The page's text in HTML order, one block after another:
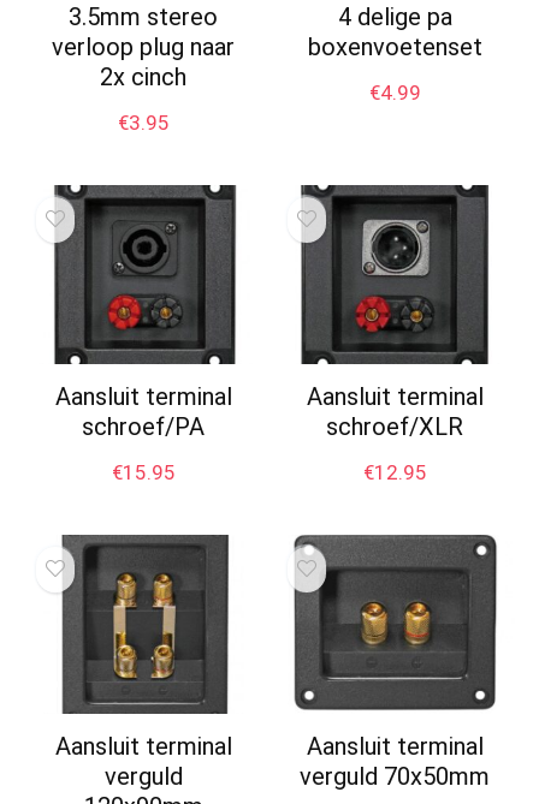
3.5mm stereo
verloop plug naar
2x cinch
€3.95
4 delige pa
boxenvoetenset
€4.99
Aansluit terminal
schroef/PA
€15.95
Aansluit terminal
schroef/XLR
€12.95
Aansluit terminal
verguld
Aansluit terminal
verguld 70x50mm